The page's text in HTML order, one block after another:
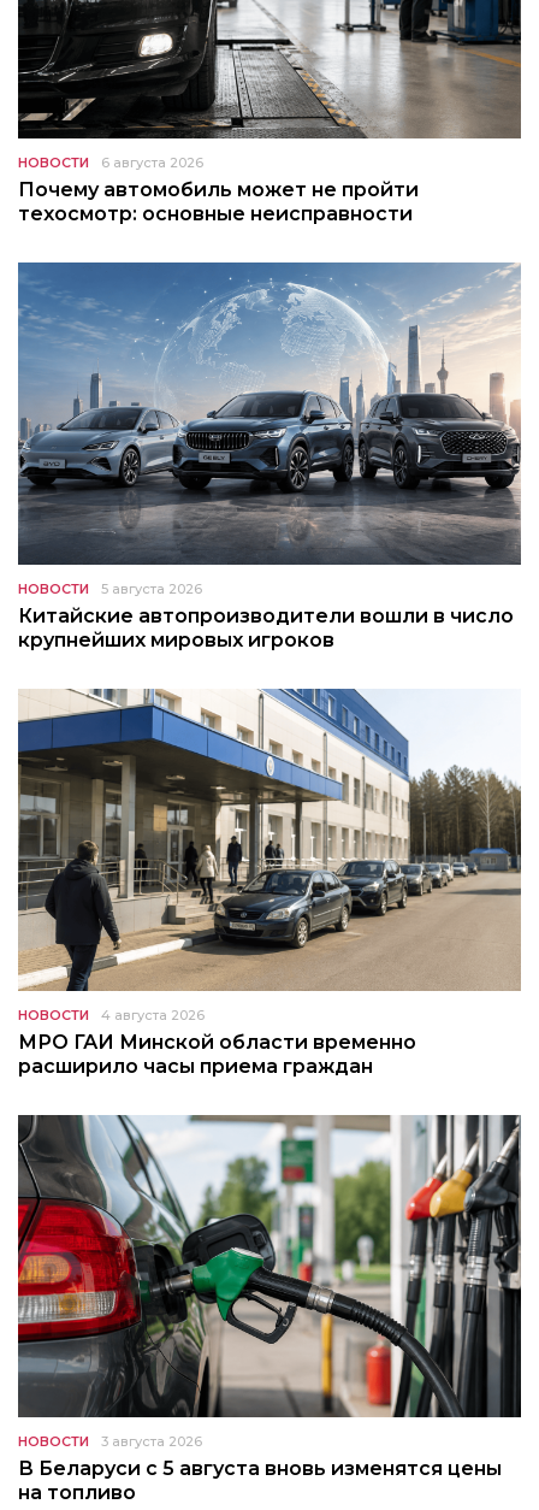
НОВОСТИ 6 августа 2026
Почему автомобиль может не пройти
техосмотр: основные неисправности
НОВОСТИ 5 августа 2026
Китайские автопроизводители вошли в число
крупнейших мировых игроков
НОВОСТИ 4 августа 2026
МРО ГАИ Минской области временно
расширило часы приема граждан
НОВОСТИ 3 августа 2026
В Беларуси с 5 августа вновь изменятся цены
на топливо